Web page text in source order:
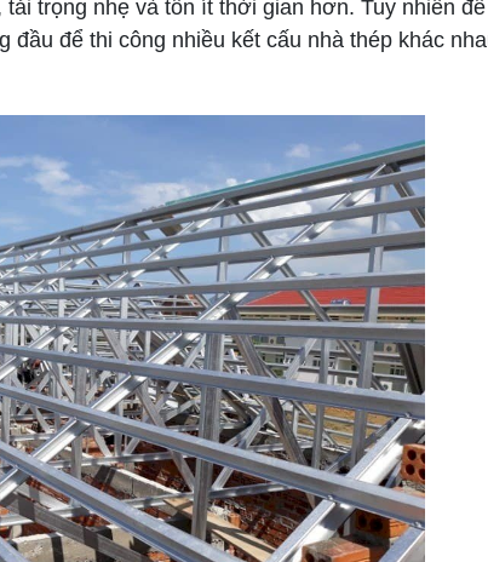
trọng nhẹ và tốn ít thời gian hơn. Tuy nhiên
đầu để thi công nhiều kết cấu nhà thép khác